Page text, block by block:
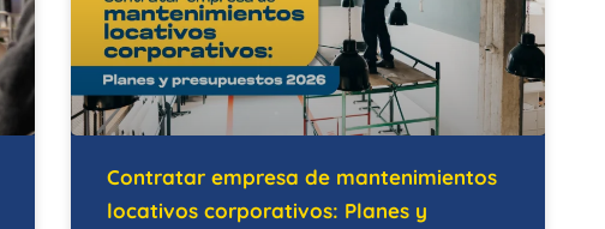
Contratar empresa de mantenimientos
locativos corporativos: Planes y